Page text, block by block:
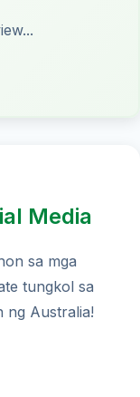
Media
sa mga
tungkol sa
ng Australia!